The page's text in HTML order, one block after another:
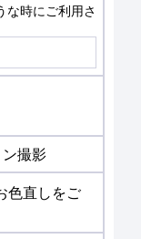
な時にご利用さ
撮影
色直しをご